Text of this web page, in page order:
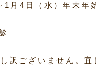
1月4日（水）年末年
訳ございません。宜